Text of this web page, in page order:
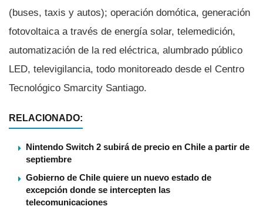
(buses, taxis y autos); operación domótica, generación
fotovoltaica a través de energí­a solar, telemedición,
automatización de la red eléctrica, alumbrado público
LED, televigilancia, todo monitoreado desde el Centro
Tecnológico Smarcity Santiago.
RELACIONADO:
Nintendo Switch 2 subirá de precio en Chile a partir de
septiembre
Gobierno de Chile quiere un nuevo estado de
excepción donde se intercepten las
telecomunicaciones